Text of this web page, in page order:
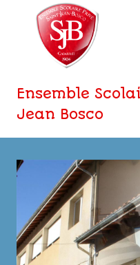
contenu
Ensemble
Jean Bosco